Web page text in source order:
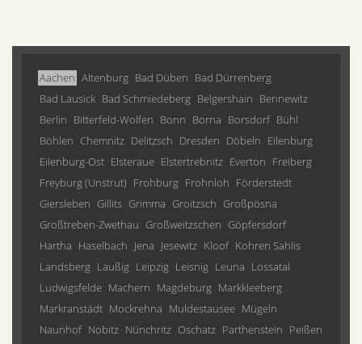
Aachen Altenburg Bad Düben Bad Dürrenberg
Bad Lausick Bad Schmiedeberg Belgershain Bennewitz
Berlin Bitterfeld-Wolfen Bonn Borna Borsdorf Bühl
Böhlen Chemnitz Delitzsch Dresden Döbeln Eilenburg
Eilenburg-Ost Elsteraue Elstertrebnitz Everton Freiberg
Freyburg (Unstrut) Frohburg Frohnloh Förderstedt
Giersleben Gillits Grimma Groitzsch Großpösna
Großtreben-Zwethau Großweitzschen Göpfersdorf
Hartha Haselbach Jena Jesewitz Kloof Kohren Sahlis
Landsberg Laußig Leipzig Leisnig Leuna Lossatal
Ludwigsfelde Machern Magdeburg Markkleeberg
Markranstädt Mockrehna Muldestausee Mügeln
Naunhof Nobitz Nünchritz Oschatz Parthenstein Peißen